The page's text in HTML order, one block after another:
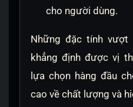
cho người dùng.
Những đặc tính vượt
khẳng định được vị
lựa chọn hàng đầu
cao về chất lượng và